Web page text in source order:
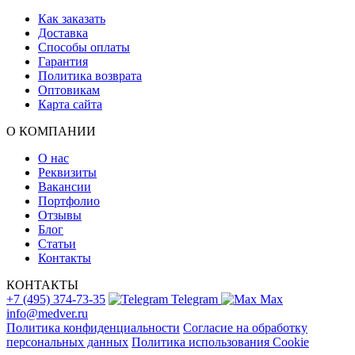
Как заказать
Доставка
Способы оплаты
Гарантия
Политика возврата
Оптовикам
Карта сайта
О КОМПАНИИ
О нас
Реквизиты
Вакансии
Портфолио
Отзывы
Блог
Статьи
Контакты
КОНТАКТЫ
+7 (495) 374-73-35
Telegram
Max
info@medver.ru
Политика конфиденциальности Согласие на обработку
персональных данных Политика использования Cookie